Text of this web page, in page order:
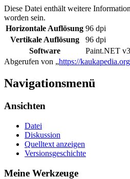
Diese Datei enthält weitere
worden sein.
Horizontale Auflösung 96 dpi
Vertikale Auflösung
96 dpi
Software
Paint.NET
Abgerufen von „https://
Navigationsmenü
Ansichten
Datei
Diskussion
Quelltext anzeigen
Versionsgeschichte
Meine Werkzeuge